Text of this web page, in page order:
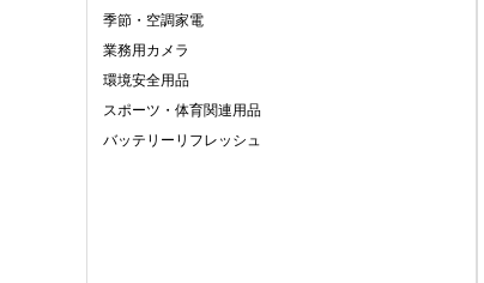
季節・空調家電
業務用カメラ
環境安全用品
スポーツ・体育関連用品
バッテリーリフレッシュ